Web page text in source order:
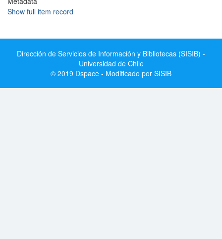
Show full item record
Dirección de Servicios de Información y Bibliotecas (SISIB) -
Universidad de Chile
© 2019 Dspace - Modificado por SISIB